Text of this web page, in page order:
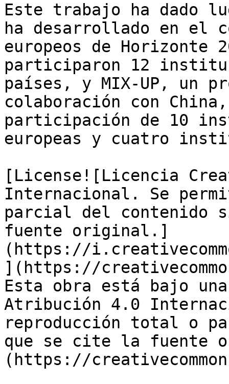
Este trabajo ha dado
ha desarrollado en el
europeos de Horizonte
participaron 12
países, y MIX-UP, un
colaboración con
participación de 10
europeas y cuatro
[License![Licencia
Internacional. Se
parcial del contenido
fuente original.]
(https://
](https://
Esta obra está bajo
Atribución 4.0
reproducción total o
que se cite la fuente
(https://